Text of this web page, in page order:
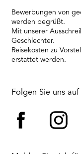
Bewerbungen von
werden begrüßt.
Mit unserer
Geschlechter.
Reisekosten zu
erstattet werden.
Folgen Sie uns